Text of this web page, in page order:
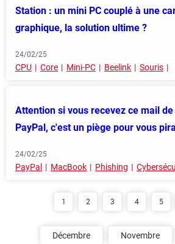
Station : un mini PC couplé à une
graphique, la solution ultime ?
24/02/25
CPU Core Mini-PC Beelink Souris
Attention si vous recevez ce mail de
PayPal, c'est un piège pour vous
24/02/25
PayPal MacBook Phishing
1 2 3 4 5
Décembre Novembre